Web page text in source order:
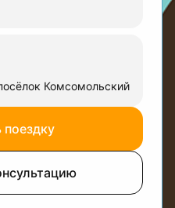
Комсомольский
поездку